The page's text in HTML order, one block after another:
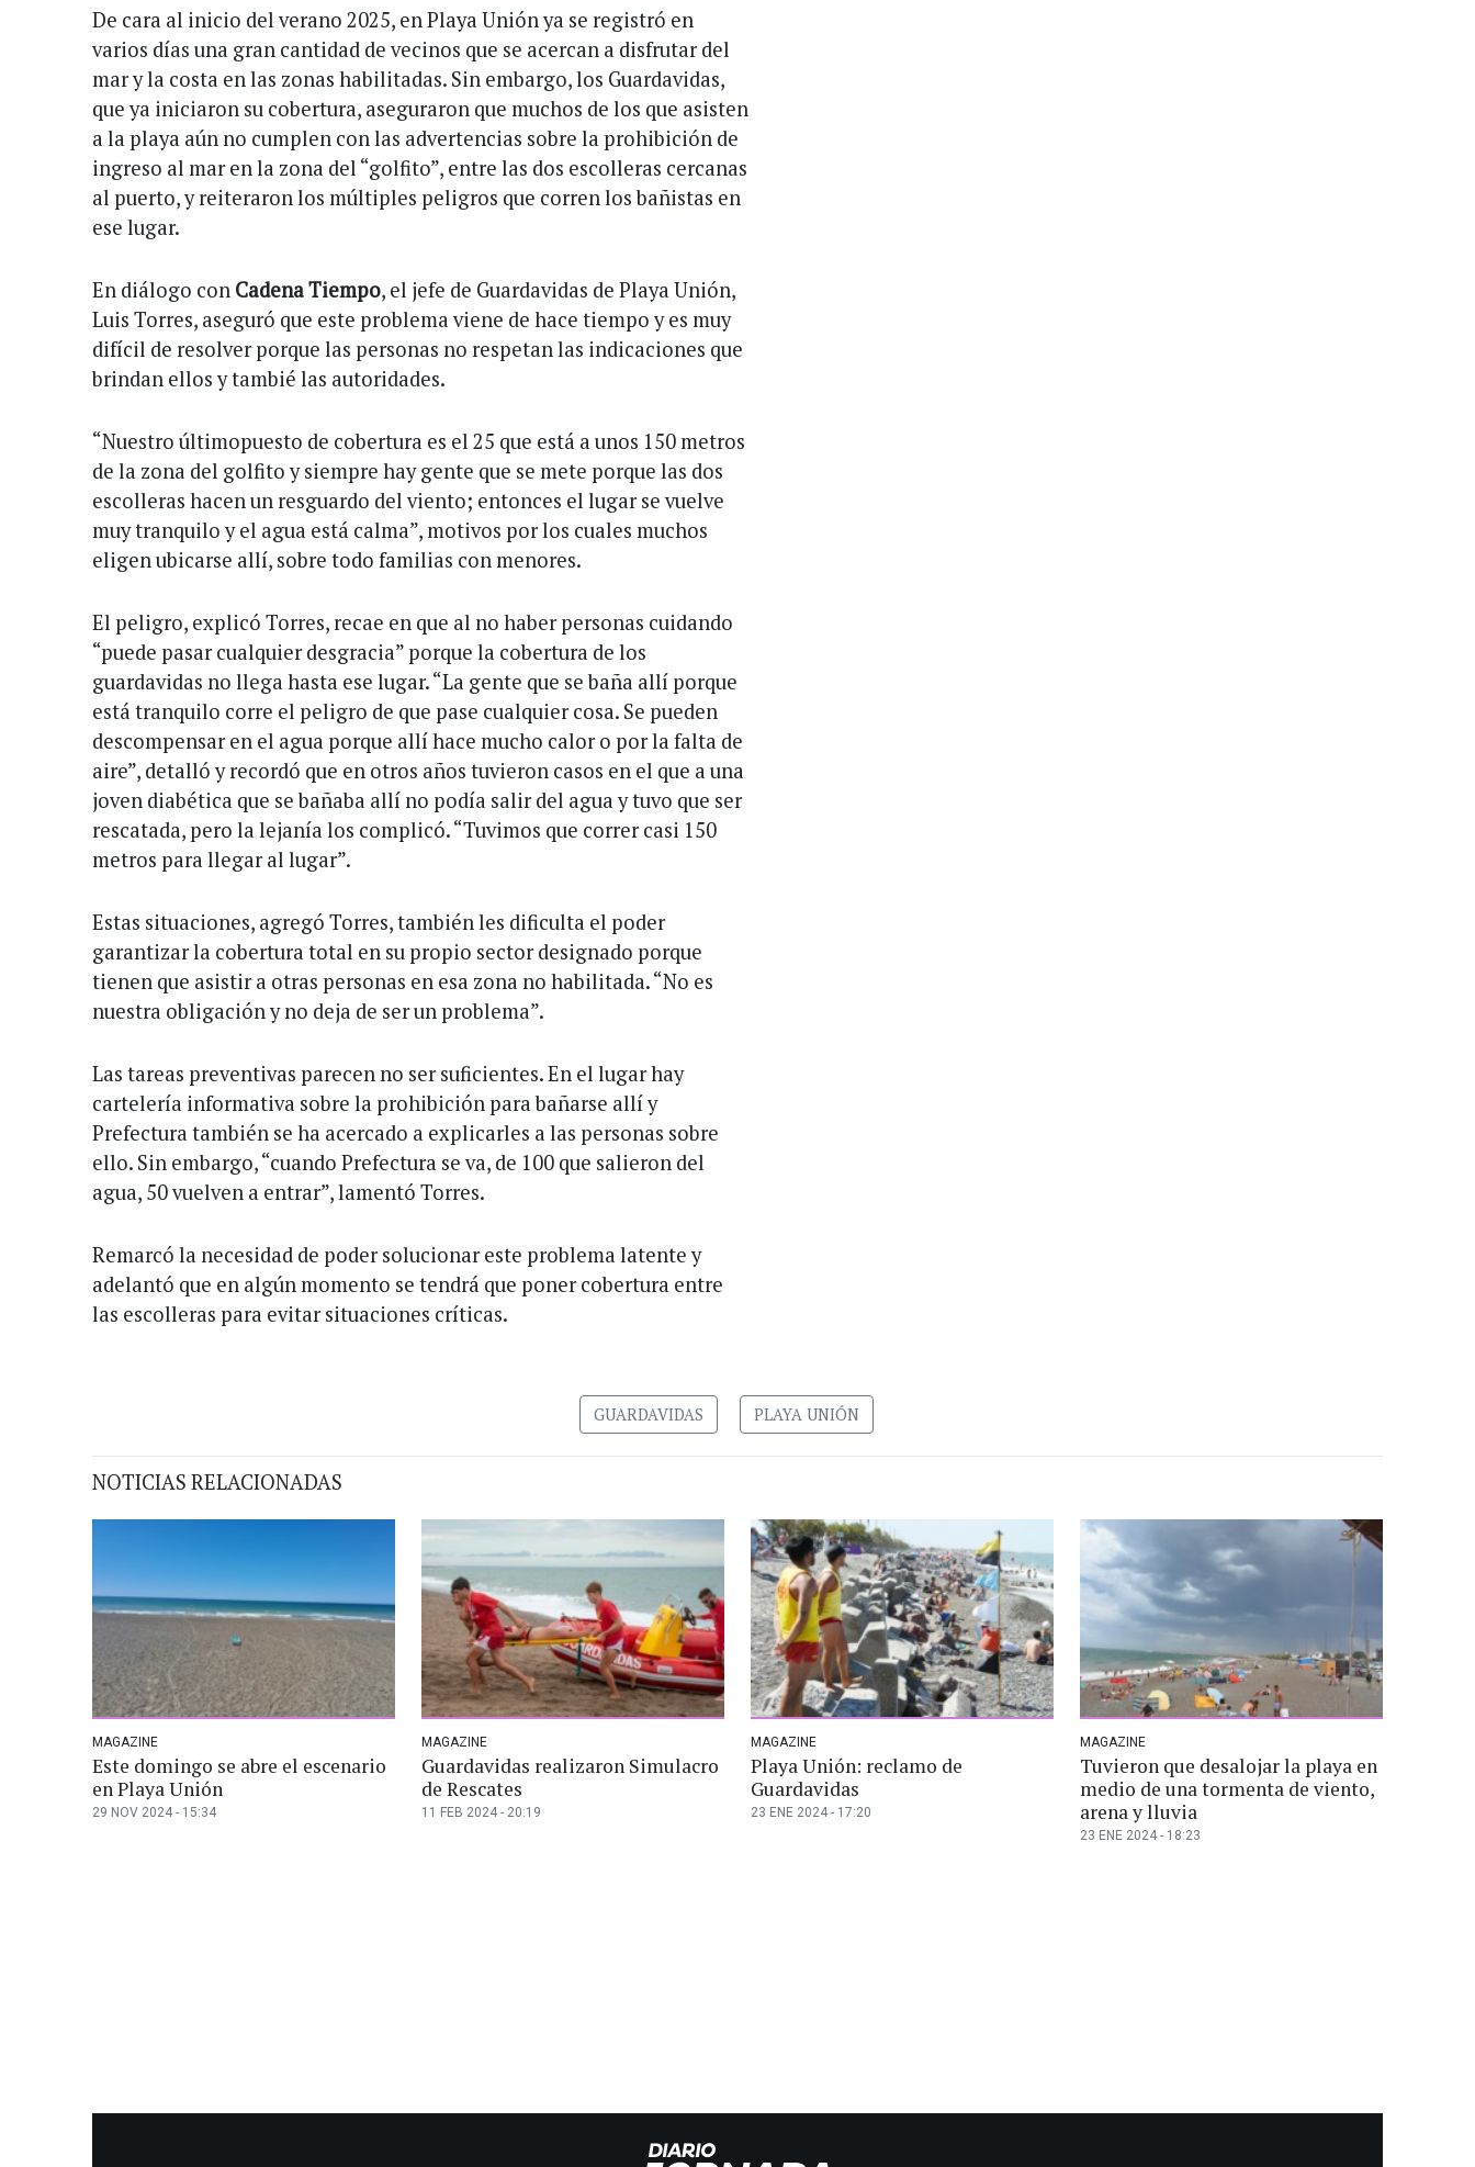
De cara al inicio del verano 2025, en Playa Unión ya se registró en
varios días una gran cantidad de vecinos que se acercan a disfrutar del
mar y la costa en las zonas habilitadas. Sin embargo, los Guardavidas,
que ya iniciaron su cobertura, aseguraron que muchos de los que asisten
a la playa aún no cumplen con las advertencias sobre la prohibición de
ingreso al mar en la zona del “golfito”, entre las dos escolleras cercanas
al puerto, y reiteraron los múltiples peligros que corren los bañistas en
ese lugar.
En diálogo con Cadena Tiempo, el jefe de Guardavidas de Playa Unión,
Luis Torres, aseguró que este problema viene de hace tiempo y es muy
difícil de resolver porque las personas no respetan las indicaciones que
brindan ellos y tambié las autoridades.
“Nuestro últimopuesto de cobertura es el 25 que está a unos 150 metros
de la zona del golfito y siempre hay gente que se mete porque las dos
escolleras hacen un resguardo del viento; entonces el lugar se vuelve
muy tranquilo y el agua está calma”, motivos por los cuales muchos
eligen ubicarse allí, sobre todo familias con menores.
El peligro, explicó Torres, recae en que al no haber personas cuidando
“puede pasar cualquier desgracia” porque la cobertura de los
guardavidas no llega hasta ese lugar. “La gente que se baña allí porque
está tranquilo corre el peligro de que pase cualquier cosa. Se pueden
descompensar en el agua porque allí hace mucho calor o por la falta de
aire”, detalló y recordó que en otros años tuvieron casos en el que a una
joven diabética que se bañaba allí no podía salir del agua y tuvo que ser
rescatada, pero la lejanía los complicó. “Tuvimos que correr casi 150
metros para llegar al lugar”.
Estas situaciones, agregó Torres, también les dificulta el poder
garantizar la cobertura total en su propio sector designado porque
tienen que asistir a otras personas en esa zona no habilitada. “No es
nuestra obligación y no deja de ser un problema”.
Las tareas preventivas parecen no ser suficientes. En el lugar hay
cartelería informativa sobre la prohibición para bañarse allí y
Prefectura también se ha acercado a explicarles a las personas sobre
ello. Sin embargo, “cuando Prefectura se va, de 100 que salieron del
agua, 50 vuelven a entrar”, lamentó Torres.
Remarcó la necesidad de poder solucionar este problema latente y
adelantó que en algún momento se tendrá que poner cobertura entre
las escolleras para evitar situaciones críticas.
GUARDAVIDAS PLAYA UNIÓN
NOTICIAS RELACIONADAS
MAGAZINE
Este domingo se abre el escenario
en Playa Unión
29 NOV 2024 - 15:34
MAGAZINE
Guardavidas realizaron Simulacro
de Rescates
11 FEB 2024 - 20:19
MAGAZINE
Playa Unión: reclamo de
Guardavidas
23 ENE 2024 - 17:20
MAGAZINE
Tuvieron que desalojar la playa en
medio de una tormenta de viento,
arena y lluvia
23 ENE 2024 - 18:23